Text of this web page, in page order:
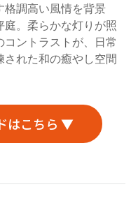
調高い風情を背景
。柔らかな灯りが照
ントラストが、日常
れた和の癒やし空間
はこちら ▼